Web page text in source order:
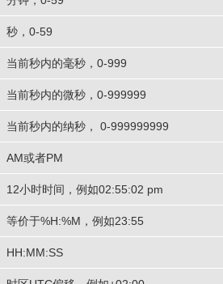
秒，0-59
当前秒内的毫秒，0-999
当前秒内的微秒，0-999999
当前秒内的纳秒， 0-999999999
AM或者PM
12小时时间，例如02:55:02 pm
等价于%H:%M，例如23:55
HH:MM:SS